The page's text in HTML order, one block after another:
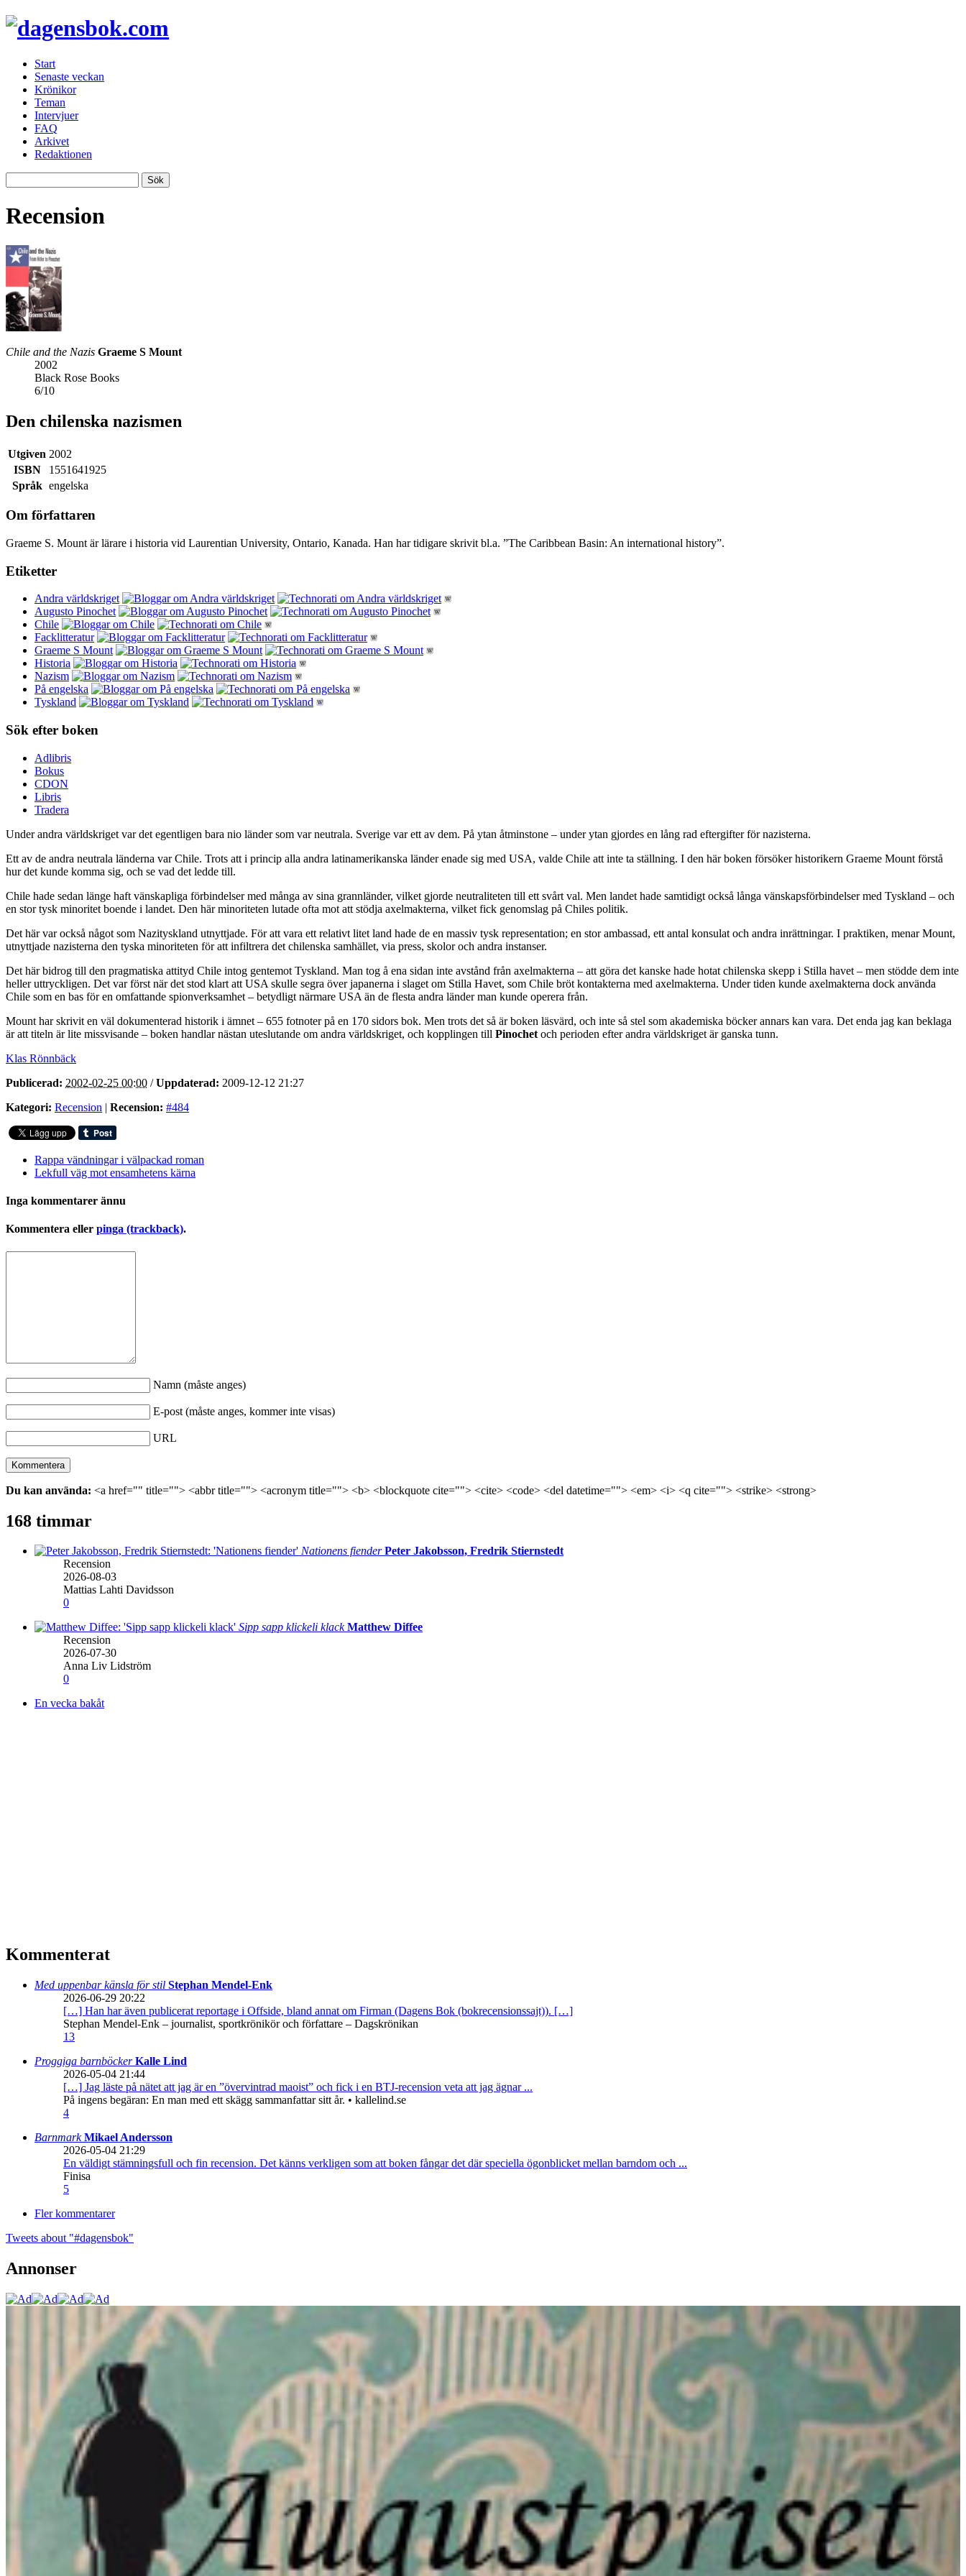
Start
Senaste veckan
Krönikor
Teman
Intervjuer
FAQ
Arkivet
Redaktionen
Recension
Chile and the Nazis Graeme S Mount
2002
Black Rose Books
6/10
Den chilenska nazismen
Utgiven 2002
ISBN
1551641925
Språk engelska
Om författaren
Graeme S. Mount är lärare i historia vid Laurentian University, Ontario, Kanada. Han har tidigare skrivit bl.a. ”The Caribbean Basin: An international history”.
Etiketter
Andra världskriget
Augusto Pinochet
Chile
Facklitteratur
Graeme S Mount
Historia
Nazism
På engelska
Tyskland
Sök efter boken
Adlibris
Bokus
CDON
Libris
Tradera
Under andra världskriget var det egentligen bara nio länder som var neutrala. Sverige var ett av dem. På ytan åtminstone – under ytan gjordes en lång rad eftergifter för nazisterna.
Ett av de andra neutrala länderna var Chile. Trots att i princip alla andra latinamerikanska länder enade sig med USA, valde Chile att inte ta ställning. I den här boken försöker historikern Graeme Mount förstå
hur det kunde komma sig, och se vad det ledde till.
Chile hade sedan länge haft vänskapliga förbindelser med många av sina grannländer, vilket gjorde neutraliteten till ett svårt val. Men landet hade samtidigt också långa vänskapsförbindelser med Tyskland – och
en stor tysk minoritet boende i landet. Den här minoriteten lutade ofta mot att stödja axelmakterna, vilket fick genomslag på Chiles politik.
Det här var också något som Nazityskland utnyttjade. För att vara ett relativt litet land hade de en massiv tysk representation; en stor ambassad, ett antal konsulat och andra inrättningar. I praktiken, menar Mount,
utnyttjade nazisterna den tyska minoriteten för att infiltrera det chilenska samhället, via press, skolor och andra instanser.
Det här bidrog till den pragmatiska attityd Chile intog gentemot Tyskland. Man tog å ena sidan inte avstånd från axelmakterna – att göra det kanske hade hotat chilenska skepp i Stilla havet – men stödde dem inte
heller uttryckligen. Det var först när det stod klart att USA skulle segra över japanerna i slaget om Stilla Havet, som Chile bröt kontakterna med axelmakterna. Under tiden kunde axelmakterna dock använda
Chile som en bas för en omfattande spionverksamhet – betydligt närmare USA än de flesta andra länder man kunde operera från.
Mount har skrivit en väl dokumenterad historik i ämnet – 655 fotnoter på en 170 sidors bok. Men trots det så är boken läsvärd, och inte så stel som akademiska böcker annars kan vara. Det enda jag kan beklaga
är att titeln är lite missvisande – boken handlar nästan uteslutande om andra världskriget, och kopplingen till Pinochet och perioden efter andra världskriget är ganska tunn.
Klas Rönnbäck
Publicerad: 2002-02-25 00:00 /Uppdaterad: 2009-12-12 21:27
Kategori: Recension | Recension: #484
Rappa vändningar i välpackad roman
Lekfull väg mot ensamhetens kärna
Inga kommentarer ännu
Kommentera eller pinga (trackback).
Namn (måste anges)
E-post (måste anges, kommer inte visas)
URL
Du kan använda: <a href="" title=""> <abbr title=""> <acronym title=""> <b> <blockquote cite=""> <cite> <code> <del datetime=""> <em> <i> <q cite=""> <strike> <strong>
168 timmar
Nationens fiender Peter Jakobsson, Fredrik Stiernstedt
Recension
2026-08-03
Mattias Lahti Davidsson
0
Sipp sapp klickeli klack Matthew Diffee
Recension
2026-07-30
Anna Liv Lidström
0
En vecka bakåt
Kommenterat
Med uppenbar känsla för stil Stephan Mendel-Enk
2026-06-29 20:22
[…] Han har även publicerat reportage i Offside, bland annat om Firman (Dagens Bok (bokrecensionssajt)). […]
Stephan Mendel-Enk – journalist, sportkrönikör och författare – Dagskrönikan
13
Proggiga barnböckerKalle Lind
2026-05-04 21:44
[…] Jag läste på nätet att jag är en ”övervintrad maoist” och fick i en BTJ-recension veta att jag ägnar ...
På ingens begäran: En man med ett skägg sammanfattar sitt år. • kallelind.se
4
BarnmarkMikael Andersson
2026-05-04 21:29
En väldigt stämningsfull och fin recension. Det känns verkligen som att boken fångar det där speciella ögonblicket mellan barndom och ...
Finisa
5
Fler kommentarer
Tweets about "#dagensbok"
Annonser